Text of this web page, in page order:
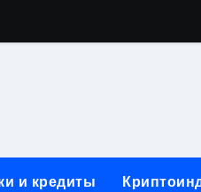
для ногтевого
шнура
и кредиты